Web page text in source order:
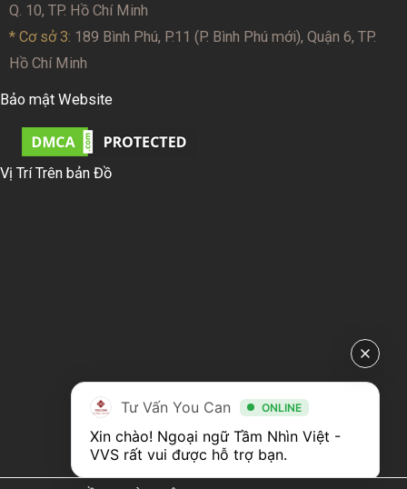
Q. 10, TP. Hồ Chí Minh
* Cơ sở 3: 189 Bình Phú, P.11 (P. Bình Phú mới), Quận 6, TP.
Hồ Chí Minh
Bảo mật Website
Vị Trí Trên bản Đồ
Tư Vấn You Can ONLINE
Xin chào! Ngoại ngữ Tầm Nhìn Việt -
VVS rất vui được hỗ trợ bạn.